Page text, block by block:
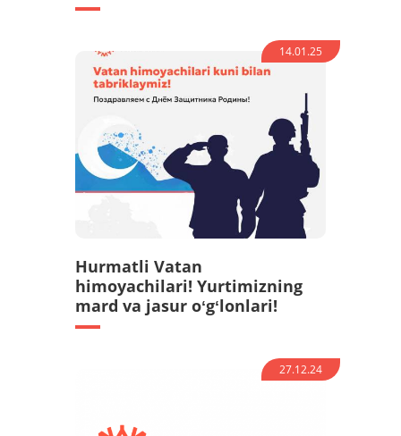
14.01.25
Hurmatli Vatan
himoyachilari! Yurtimizning
mard va jasur oʻgʻlonlari!
27.12.24